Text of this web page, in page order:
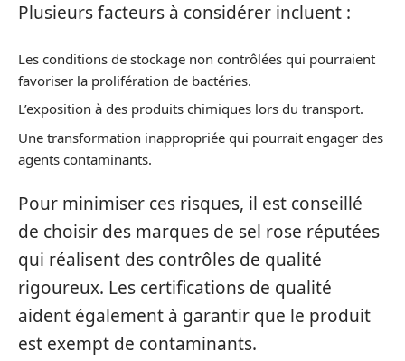
Plusieurs facteurs à considérer incluent :
Les conditions de stockage non contrôlées qui pourraient
favoriser la prolifération de bactéries.
L’exposition à des produits chimiques lors du transport.
Une transformation inappropriée qui pourrait engager des
agents contaminants.
Pour minimiser ces risques, il est conseillé
de choisir des marques de sel rose réputées
qui réalisent des contrôles de qualité
rigoureux. Les certifications de qualité
aident également à garantir que le produit
est exempt de contaminants.